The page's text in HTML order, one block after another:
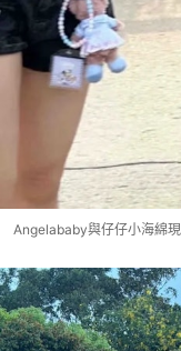
Angelababy與仔仔小海綿